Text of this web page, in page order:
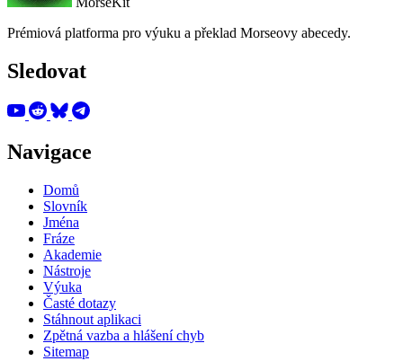
Prémiová platforma pro výuku a překlad Morseovy abecedy.
Sledovat
Navigace
Domů
Slovník
Jména
Fráze
Akademie
Nástroje
Výuka
Časté dotazy
Stáhnout aplikaci
Zpětná vazba a hlášení chyb
Sitemap